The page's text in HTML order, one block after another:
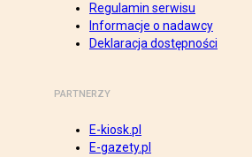
Regulamin serwisu
Informacje o nadawcy
Deklaracja dostępności
PARTNERZY
E-kiosk.pl
E-gazety.pl